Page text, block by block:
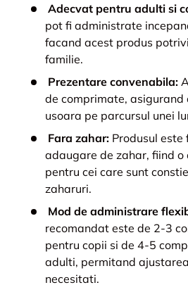
Adecvat pentru adulti si
pot fi administrate
facand acest produs
familie.
Prezentare convenabila:
de comprimate, asigurand
usoara pe parcursul unei
Fara zahar: Produsul
adaugare de zahar, fiind
pentru cei care sunt
zaharuri.
Mod de administrare
recomandat este de 2-3
pentru copii si de 4-5
adulti, permitand
necesitati.